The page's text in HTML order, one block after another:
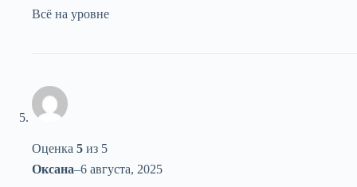
Всё на уровне
Оценка 5 из 5
Оксана–6 августа, 2025